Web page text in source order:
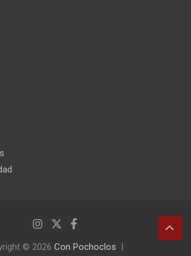
© 2026 Con Pochoclos